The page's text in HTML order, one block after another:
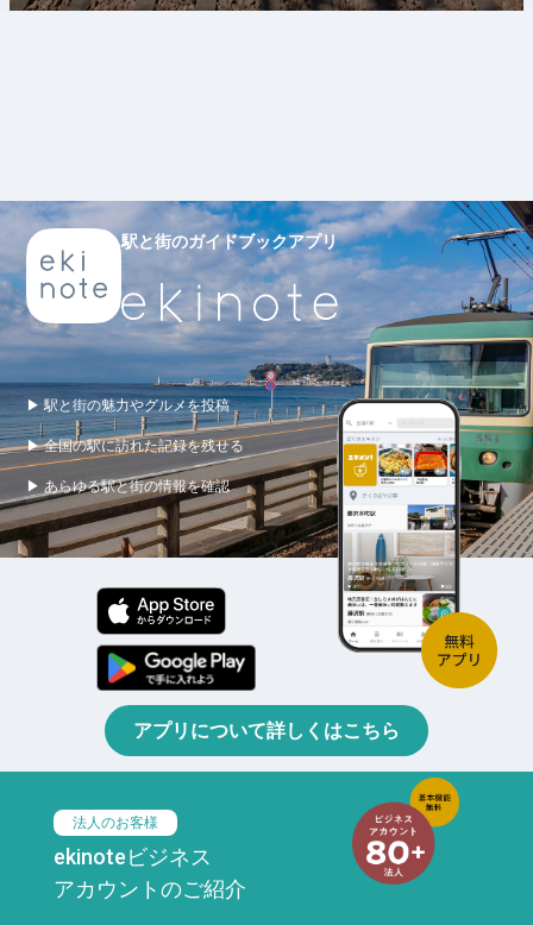
駅と街のガイドブックアプリ
▶ 駅と街の魅力やグルメを投稿
▶ 全国の駅に訪れた記録を残せる
▶ あらゆる駅と街の情報を確認
アプリについて詳しくはこちら
法人のお客様
ekinoteビジネス
アカウントのご紹介